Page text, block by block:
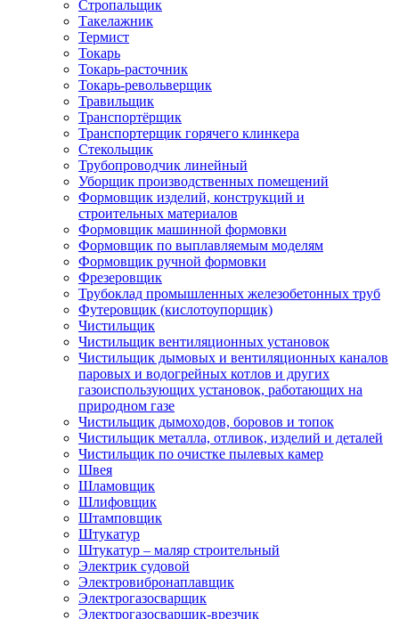
Стропальщик
Такелажник
Термист
Токарь
Токарь-расточник
Токарь-револьверщик
Травильщик
Транспортёрщик
Транспортерщик горячего клинкера
Стекольщик
Трубопроводчик линейный
Уборщик производственных помещений
Формовщик изделий, конструкций и
строительных материалов
Формовщик машинной формовки
Формовщик по выплавляемым моделям
Формовщик ручной формовки
Фрезеровщик
Трубоклад промышленных железобетонных труб
Футеровщик (кислотоупорщик)
Чистильщик
Чистильщик вентиляционных установок
Чистильщик дымовых и вентиляционных каналов
паровых и водогрейных котлов и других
газоиспользующих установок, работающих на
природном газе
Чистильщик дымоходов, боровов и топок
Чистильщик металла, отливок, изделий и деталей
Чистильщик по очистке пылевых камер
Швея
Шламовщик
Шлифовщик
Штамповщик
Штукатур
Штукатур – маляр строительный
Электрик судовой
Электровибронаплавщик
Электрогазосварщик
Электрогазосварщик-врезчик